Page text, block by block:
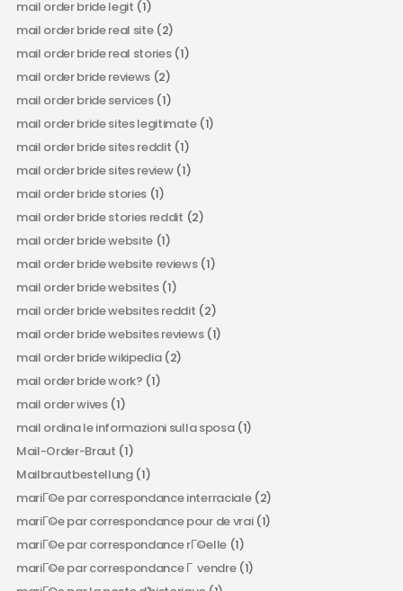
mail order bride legit (1)
mail order bride real site(2)
mail order bride real stories(1)
mail order bride reviews (2)
mail order bride services(1)
mail order bride sites legitimate(1)
mail order bride sites reddit (1)
mail order bride sites review(1)
mail order bride stories (1)
mail order bride stories reddit (2)
mail order bride website (1)
mail order bride website reviews(1)
mail order bride websites(1)
mail order bride websites reddit (2)
mail order bride websites reviews(1)
mail order bride wikipedia(2)
mail order bride work? (1)
mail order wives(1)
mail ordina le informazioni sulla sposa(1)
Mail-Order-Braut (1)
Mailbrautbestellung(1)
mariГ©e par correspondance interraciale(2)
mariГ©e par correspondance pour de vrai(1)
mariГ©e par correspondance rГ©elle(1)
mariГ©e par correspondance Г vendre(1)